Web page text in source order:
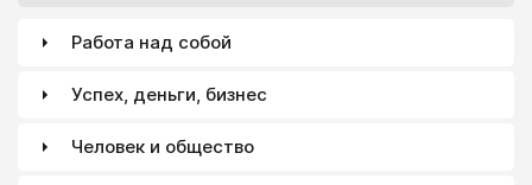
Работа над собой
Успех, деньги, бизнес
Человек и общество